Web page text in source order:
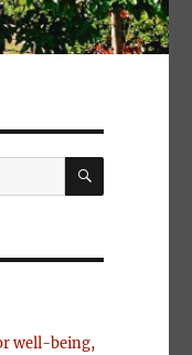
SEARCH
well-being,